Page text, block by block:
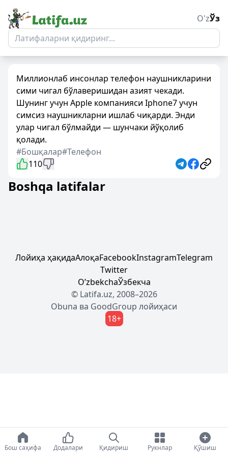
O'zЎз
Миллионлаб инсонлар телефон наушникларини
сими чигал бўлаверишидан азият чекади.
Шунинг учун Apple компанияси Iphone7 учун
симсиз наушникларни ишлаб чиқарди. Энди
улар чигал бўлмайди — шунчаки йўқолиб
қолади.
#Бошқалар#Телефон
110
Boshqa latifalar
Лойиҳа ҳақидаАлоқаFacebookInstagramTelegram
Twitter
OʼzbekchaЎзбекча
© Latifa.uz, 2008–2026
Obuna ва GoodGroup лойиҳаси
18+
Бош саҳифа Додалари Қидириш Рукнлар Қўшиш